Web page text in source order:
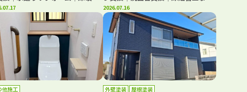
｜内装工事｜T様邸
障子張り替え｜給湯器交換｜天井貼
替工事｜玄関リフォーム工事｜A様
邸｜
2026.07.16
他施工 外壁塗装 屋根塗装